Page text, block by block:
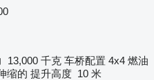
13,000 千克 车桥配置 4x4 燃油
缩的 提升高度 10 米